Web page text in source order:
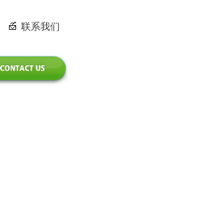
联系我们